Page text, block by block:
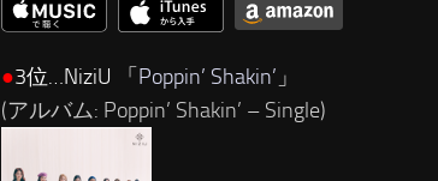
●3位…NiziU 「 Poppin’ Shakin’ 」
(アルバム: Poppin’ Shakin’ – Single)